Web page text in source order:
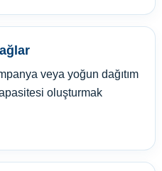
veya yoğun dağıtım
oluşturmak